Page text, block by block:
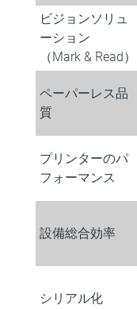
ビジョンソリュ
ーション
（Mark & Read）
ペーパーレス品
質
プリンターのパ
フォーマンス
設備総合効率
シリアル化